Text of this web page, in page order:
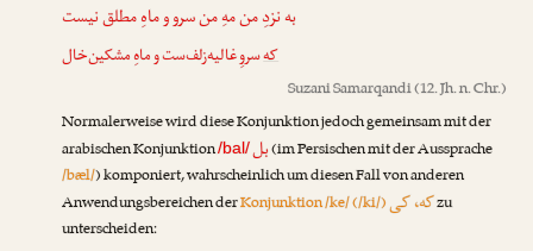
به نزدِ من مهِ من سرو و ماهِ مطلق نیست
کهسروِ غالیه‌زلف‌ست و ماهِ مشکین‌خال
Suzani Samarqandi(12. Jh. n. Chr.)
Normalerweise wird diese Konjunktion jedoch gemeinsam mit der
arabischen Konjunktion/bal/بل(im Persischen mit der Aussprache
/bæl/) komponiert, wahrscheinlich um diesen Fall von anderen
Anwendungsbereichen derKonjunktion /ke/ (/ki/)که، کیzu
unterscheiden: